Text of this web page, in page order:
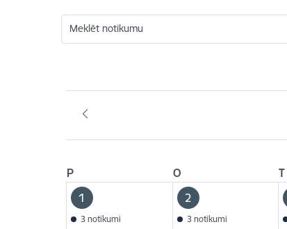
Meklēt notikumu
P O T
1
3 notikumi
2
3 notikumi